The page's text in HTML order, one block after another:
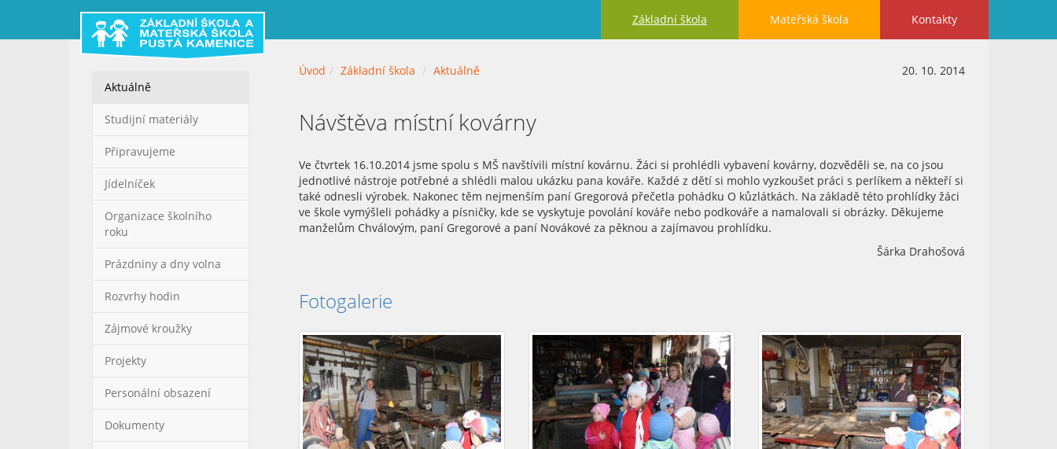
Základní škola Mateřská škola Kontakty
Aktuálně
Studijní materiály
Připravujeme
Jídelníček
Organizace školního
roku
Prázdniny a dny volna
Rozvrhy hodin
Zájmové kroužky
Projekty
Personální obsazení
Dokumenty
Úvod Základní škola Aktuálně 20. 10. 2014
Návštěva místní kovárny
Ve čtvrtek 16.10.2014 jsme spolu s MŠ navštívili místní kovárnu. Žáci si prohlédli vybavení kovárny, dozvěděli se, na co jsou
jednotlivé nástroje potřebné a shlédli malou ukázku pana kováře. Každé z dětí si mohlo vyzkoušet práci s perlíkem a někteří si
také odnesli výrobek. Nakonec těm nejmenším paní Gregorová přečetla pohádku O kůzlátkách. Na základě této prohlídky žáci
ve škole vymýšleli pohádky a písničky, kde se vyskytuje povolání kováře nebo podkováře a namalovali si obrázky. Děkujeme
manželům Chválovým, paní Gregorové a paní Novákové za pěknou a zajímavou prohlídku.
Šárka Drahošová
Fotogalerie